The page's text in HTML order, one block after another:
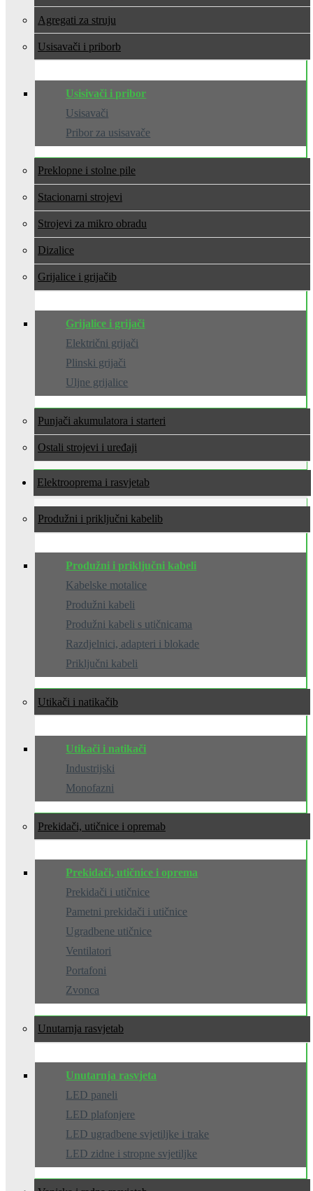
Agregati za struju
Usisavači i pribor
Usisivači i pribor
Usisavači
Pribor za usisavače
Preklopne i stolne pile
Stacionarni strojevi
Strojevi za mikro obradu
Dizalice
Grijalice i grijači
Grijalice i grijači
Električni grijači
Plinski grijači
Uljne grijalice
Punjači akumulatora i starteri
Ostali strojevi i uređaji
Elektrooprema i rasvjeta
Produžni i priključni kabeli
Produžni i priključni kabeli
Kabelske motalice
Produžni kabeli
Produžni kabeli s utičnicama
Razdjelnici, adapteri i blokade
Priključni kabeli
Utikači i natikači
Utikači i natikači
Industrijski
Monofazni
Prekidači, utičnice i oprema
Prekidači, utičnice i oprema
Prekidači i utičnice
Pametni prekidači i utičnice
Ugradbene utičnice
Ventilatori
Portafoni
Zvonca
Unutarnja rasvjeta
Unutarnja rasvjeta
LED paneli
LED plafonjere
LED ugradbene svjetiljke i trake
LED zidne i stropne svjetiljke